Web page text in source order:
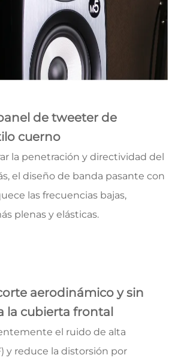
de tweeter de
cuerno
la penetración y directividad del
el diseño de banda pasante con
las frecuencias bajas,
plenas y elásticas.
aerodinámico y sin
la cubierta frontal
el ruido de alta
y reduce la distorsión por